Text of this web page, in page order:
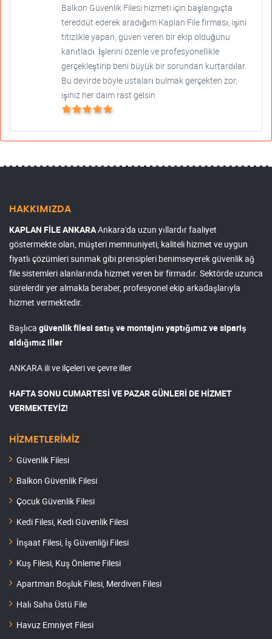
Balkon Güvenlik Filesi hizmeti için başlangıçta
tereddüt ederek aradığım Kaplan File firması, işini
titizlikle yapan, güven veren bir ekip olduğunu
kanıtladı. İşlerini özenle ve profesyonellikle
gerçekleştirip beni büyük bir sorundan kurtardılar.
Bu devirde böyle ustaları bulmak gerçekten zor,
işiniz her daim rast gelsin
HAKKIMIZDA
KAPLAN FİLE ANKARAAnkara'da uzun yıllardır faaliyet
göstermekte olan, müşteri memnuniyeti, kaliteli hizmet ve uygun
fiyatlı çözümleri sunmak gibi prensipleri benimseyerek güvenlik ağ
file sistemleri alanlarında hizmet veren bir firmadır. Sektörde uzunca
sürelerdir yer almakla beraber, profesyonel ekip arkadaşlarıyla
hizmet vermektedir.
Başlıca güvenlik filesi satış ve montajını yaptığımız ve sipariş
aldığımız iller
ANKARA ili ve ilçeleri ve çevre iller
HAFTA SONU CUMARTESİ VE PAZAR GÜNLERİ DE HİZMET
VERMEKTEYİZ!
HİZMETLERİMİZ
Güvenlik Filesi
Balkon Güvenlik Filesi
Çocuk Güvenlik Filesi
Kedi Filesi, Kedi Güvenlik Filesi
İnşaat Filesi, İş Güvenliği Filesi
Kuş Filesi, Kuş Önleme Filesi
Apartman Boşluk Filesi, Merdiven Filesi
Halı Saha Üstü File
Havuz Emniyet Filesi